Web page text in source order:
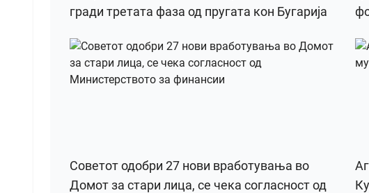
гради третата фаза од пругата кон Бугарија
Советот одобри 27 нови вработувања во
Домот за стари лица, се чека согласност од